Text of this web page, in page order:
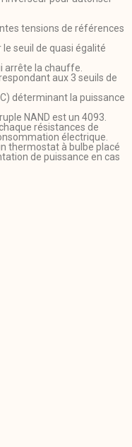
tensions de références
seuil de quasi égalité
arrête la chauffe.
aux 3 seuils de
déterminant la puissance
NAND est un 4093.
résistances de
électrique.
thermostat à bulbe placé
de puissance en cas